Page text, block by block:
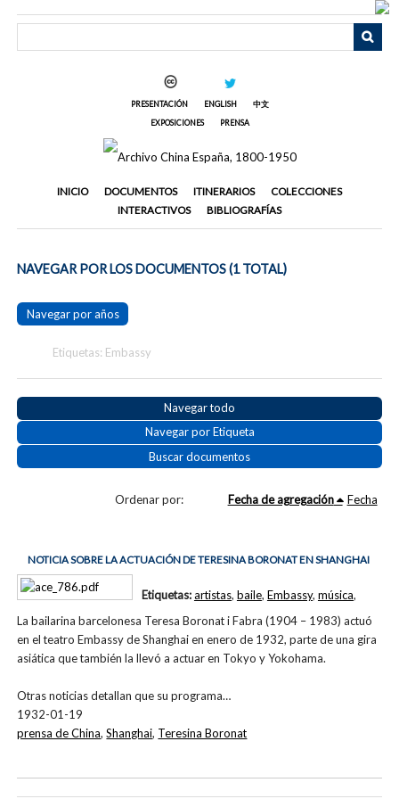
PRESENTACIÓN ENGLISH
中文
EXPOSICIONES
PRENSA
INICIO DOCUMENTOS ITINERARIOS
COLECCIONES
INTERACTIVOS
BIBLIOGRAFÍAS
NAVEGAR POR LOS DOCUMENTOS (1 TOTAL)
Navegar por años
Etiquetas: Embassy
Navegar todo
Navegar por Etiqueta
Buscar documentos
Ordenar por: Fecha de agregación Fecha
NOTICIA SOBRE LA ACTUACIÓN DE TERESINA BORONAT EN SHANGHAI
La bailarina barcelonesa Teresa Boronat i Fabra (1904 – 1983) actuó
en el teatro Embassy de Shanghai en enero de 1932, parte de una gira
asiática que también la llevó a actuar en Tokyo y Yokohama.
Otras noticias detallan que su programa…
1932-01-19
Etiquetas:artistas, baile, Embassy, música,
prensa de China,Shanghai, Teresina Boronat